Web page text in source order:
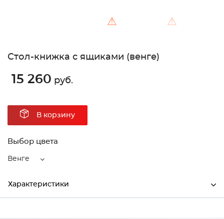
⚠ ⚠
Стол-книжка с ящиками (венге)
15 260 руб.
В корзину
Выбор цвета
Венге
Характеристики